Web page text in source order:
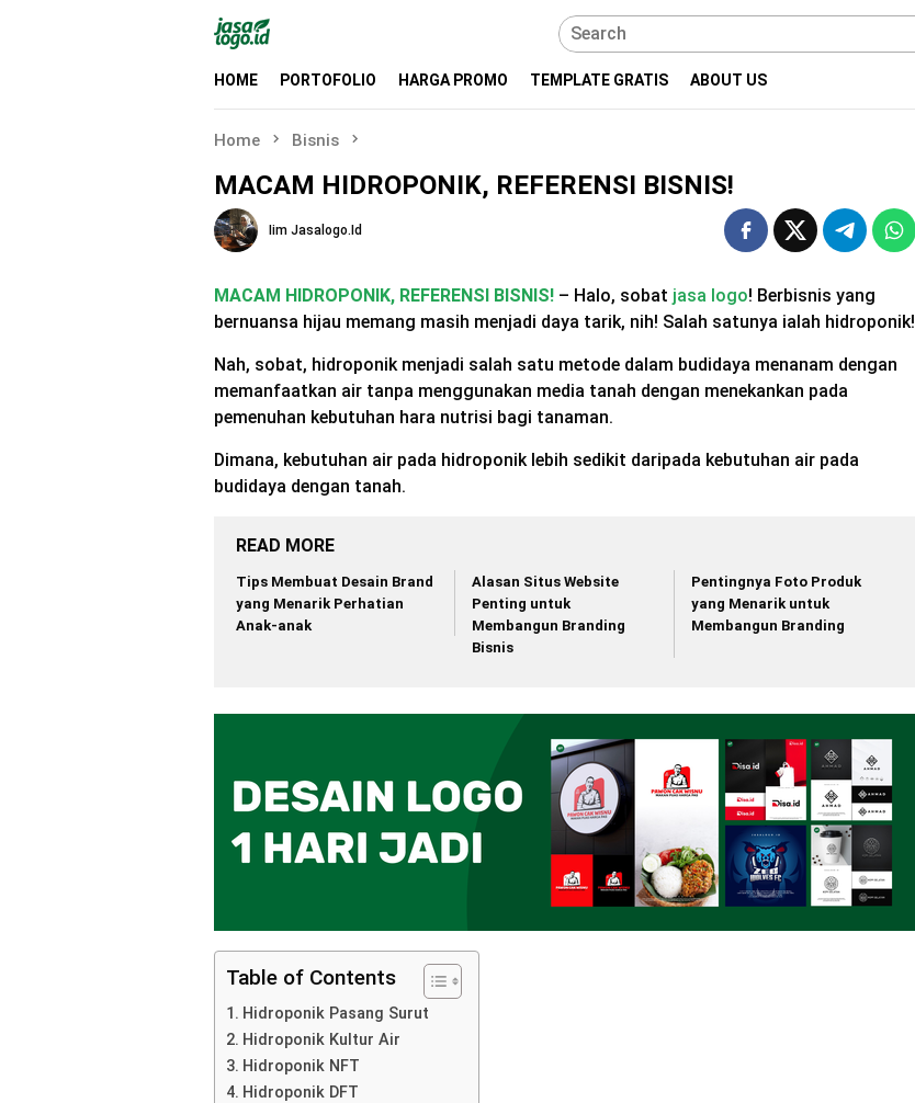
HOME PORTOFOLIO HARGA PROMO TEMPLATE GRATIS ABOUT US
Home Bisnis
MACAM HIDROPONIK, REFERENSI BISNIS!
Iim Jasalogo.id
MACAM HIDROPONIK, REFERENSI BISNIS! – Halo, sobat jasa logo! Berbisnis yang
bernuansa hijau memang masih menjadi daya tarik, nih! Salah satunya ialah hidroponik!
Nah, sobat, hidroponik menjadi salah satu metode dalam budidaya menanam dengan
memanfaatkan air tanpa menggunakan media tanah dengan menekankan pada
pemenuhan kebutuhan hara nutrisi bagi tanaman.
Dimana, kebutuhan air pada hidroponik lebih sedikit daripada kebutuhan air pada
budidaya dengan tanah.
READ MORE
Tips Membuat Desain Brand
yang Menarik Perhatian
Anak-anak
Alasan Situs Website
Penting untuk
Membangun Branding
Bisnis
Pentingnya Foto Produk
yang Menarik untuk
Membangun Branding
Table of Contents
Hidroponik Pasang Surut
Hidroponik Kultur Air
Hidroponik NFT
Hidroponik DFT